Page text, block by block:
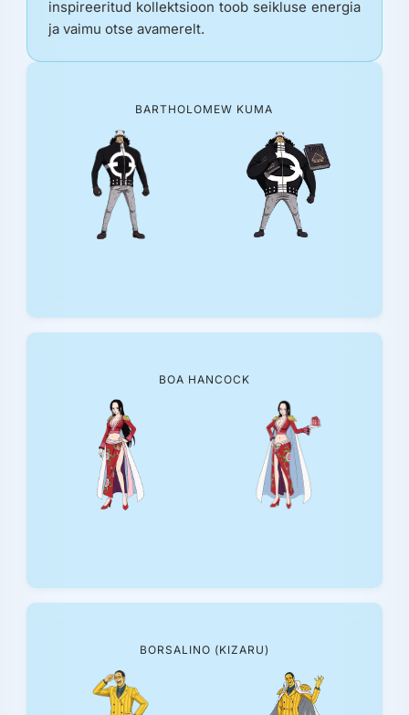
inspireeritud kollektsioon toob seikluse energia
ja vaimu otse avamerelt.
BARTHOLOMEW KUMA
BOA HANCOCK
BORSALINO (KIZARU)